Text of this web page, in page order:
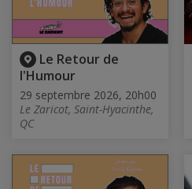
Le Retour de
l'Humour
29 septembre 2026, 20h00
Le Zaricot, Saint-Hyacinthe,
QC